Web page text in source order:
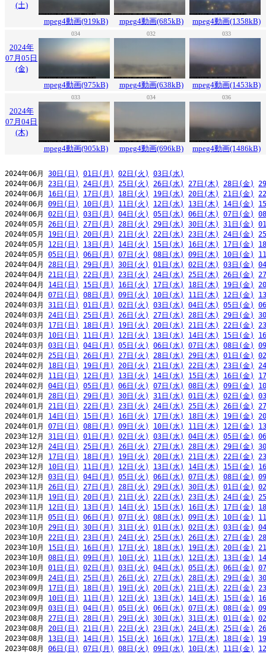
(土)
mpeg4動画(919kB)
mpeg4動画(685kB) mpeg4動画(1358kB)
034 032 033
2024年
07月05日
(金)
mpeg4動画(975kB)
mpeg4動画(638kB) mpeg4動画(1453kB)
033 034 036
2024年
07月04日
(木)
mpeg4動画(905kB)
mpeg4動画(696kB) mpeg4動画(1486kB)
2024年06月 30日(日) 01日(月) 02日(火)
03日(水)
2024年06月 23日(日) 24日(月) 25日(火) 26日(水) 27日(木) 28日(金)
2024年06月 16日(日) 17日(月) 18日(火) 19日(水) 20日(木) 21日(金)
2024年06月 09日(日) 10日(月) 11日(火) 12日(水) 13日(木) 14日(金)
2024年06月 02日(日) 03日(月) 04日(火) 05日(水) 06日(木) 07日(金)
2024年05月 26日(日) 27日(月) 28日(火) 29日(水) 30日(木) 31日(金)
2024年05月 19日(日) 20日(月) 21日(火) 22日(水) 23日(木) 24日(金)
2024年05月 12日(日) 13日(月) 14日(火) 15日(水) 16日(木) 17日(金)
2024年05月 05日(日) 06日(月) 07日(火) 08日(水) 09日(木) 10日(金)
2024年04月 28日(日) 29日(月) 30日(火) 01日(水) 02日(木) 03日(金)
2024年04月 21日(日) 22日(月) 23日(火) 24日(水) 25日(木) 26日(金)
2024年04月 14日(日) 15日(月) 16日(火) 17日(水) 18日(木) 19日(金)
2024年04月 07日(日) 08日(月) 09日(火) 10日(水) 11日(木) 12日(金)
2024年03月 31日(日) 01日(月) 02日(火) 03日(水) 04日(木) 05日(金)
2024年03月 24日(日) 25日(月) 26日(火) 27日(水) 28日(木) 29日(金)
2024年03月 17日(日) 18日(月) 19日(火) 20日(水) 21日(木) 22日(金)
2024年03月 10日(日) 11日(月) 12日(火) 13日(水) 14日(木) 15日(金)
2024年03月 03日(日) 04日(月) 05日(火) 06日(水) 07日(木) 08日(金)
2024年02月 25日(日) 26日(月) 27日(火) 28日(水) 29日(木) 01日(金)
2024年02月 18日(日) 19日(月) 20日(火) 21日(水) 22日(木) 23日(金)
2024年02月 11日(日) 12日(月) 13日(火) 14日(水) 15日(木) 16日(金)
2024年02月 04日(日) 05日(月) 06日(火) 07日(水) 08日(木) 09日(金)
2024年01月 28日(日) 29日(月) 30日(火) 31日(水) 01日(木) 02日(金)
2024年01月 21日(日) 22日(月) 23日(火) 24日(水) 25日(木) 26日(金)
2024年01月 14日(日) 15日(月) 16日(火) 17日(水) 18日(木) 19日(金)
2024年01月 07日(日) 08日(月) 09日(火) 10日(水) 11日(木) 12日(金)
2023年12月 31日(日) 01日(月) 02日(火) 03日(水) 04日(木) 05日(金)
2023年12月 24日(日) 25日(月) 26日(火) 27日(水) 28日(木) 29日(金)
2023年12月 17日(日) 18日(月) 19日(火) 20日(水) 21日(木) 22日(金)
2023年12月 10日(日) 11日(月) 12日(火) 13日(水) 14日(木) 15日(金)
2023年12月 03日(日) 04日(月) 05日(火) 06日(水) 07日(木) 08日(金)
2023年11月 26日(日) 27日(月) 28日(火) 29日(水) 30日(木) 01日(金)
2023年11月 19日(日) 20日(月) 21日(火) 22日(水) 23日(木) 24日(金)
2023年11月 12日(日) 13日(月) 14日(火) 15日(水) 16日(木) 17日(金)
2023年11月 05日(日) 06日(月) 07日(火) 08日(水) 09日(木) 10日(金)
2023年10月 29日(日) 30日(月) 31日(火) 01日(水) 02日(木) 03日(金)
2023年10月 22日(日) 23日(月) 24日(火) 25日(水) 26日(木) 27日(金)
2023年10月 15日(日) 16日(月) 17日(火) 18日(水) 19日(木) 20日(金)
2023年10月 08日(日) 09日(月) 10日(火) 11日(水) 12日(木) 13日(金)
2023年10月 01日(日) 02日(月) 03日(火) 04日(水) 05日(木) 06日(金)
2023年09月 24日(日) 25日(月) 26日(火) 27日(水) 28日(木) 29日(金)
2023年09月 17日(日) 18日(月) 19日(火) 20日(水) 21日(木) 22日(金)
2023年09月 10日(日) 11日(月) 12日(火) 13日(水) 14日(木) 15日(金)
2023年09月 03日(日) 04日(月) 05日(火) 06日(水) 07日(木) 08日(金)
2023年08月 27日(日) 28日(月) 29日(火) 30日(水) 31日(木) 01日(金)
2023年08月 20日(日) 21日(月) 22日(火) 23日(水) 24日(木) 25日(金)
2023年08月 13日(日) 14日(月) 15日(火) 16日(水) 17日(木) 18日(金)
2023年08月 06日(日) 07日(月) 08日(火) 09日(水) 10日(木) 11日(金)